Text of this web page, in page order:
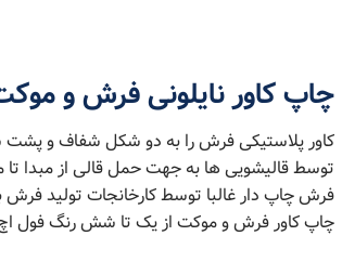
چاپ کاور نایلونی فرش و
کاور پلاستیکی فرش را به دو شکل شفاف و پشت
توسط قالیشویی ها به جهت حمل قالی از مبدا
فرش چاپ دار غالبا توسط کارخانجات تولید
چاپ کاور فرش و موکت از یک تا شش رنگ فول اچ